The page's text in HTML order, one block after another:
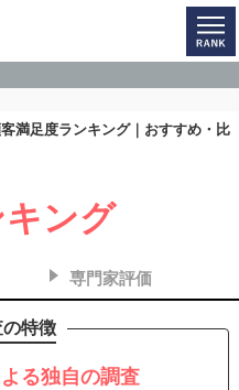
満足度ランキング｜おすすめ・比
ング
専門家評価
特徴
る独自の調査